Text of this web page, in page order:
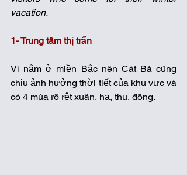
vacation.
1- Trung tâm thị trấn
Vì nằm ở miền Bắc nên Cát Bà cũng
chịu ảnh hưởng thời tiết của khu vực và
có 4 mùa rõ rệt xuân, hạ, thu, đông.